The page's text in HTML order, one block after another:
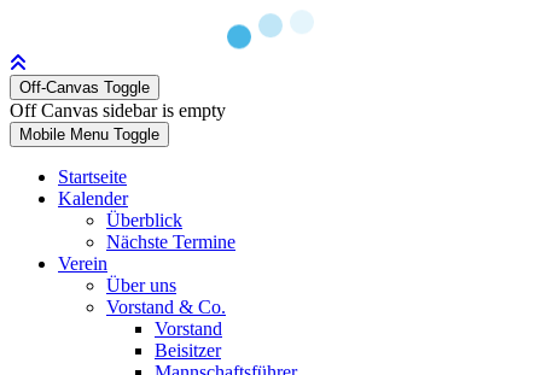
Off-Canvas Toggle
Off Canvas sidebar is empty
Mobile Menu Toggle
Startseite
Kalender
Überblick
Nächste Termine
Verein
Über uns
Vorstand & Co.
Vorstand
Beisitzer